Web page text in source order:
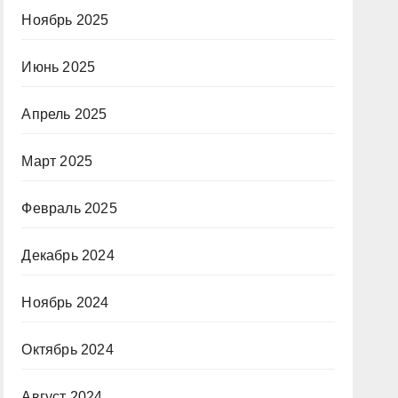
Ноябрь 2025
Июнь 2025
Апрель 2025
Март 2025
Февраль 2025
Декабрь 2024
Ноябрь 2024
Октябрь 2024